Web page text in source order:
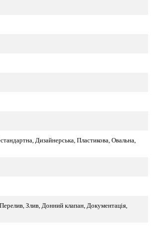
Дизайнерська, Пластикова, Овальна,
Злив, Донний клапан, Документація,